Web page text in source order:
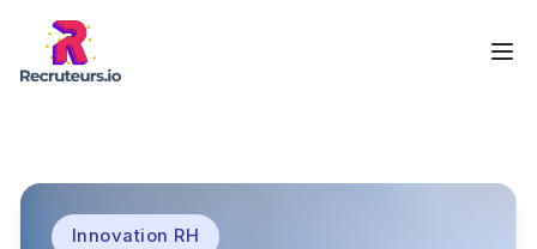
Innovation RH